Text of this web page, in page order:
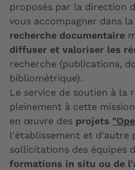
proposés par la direction
vous accompagner dans
recherche documentaire
diffuser et valoriser les
recherche (publications,
bibliométrique).
Le service de soutien à la
pleinement à cette
en œuvre des projets
l'établissement et d'autre
sollicitations des équipes
formations in situ ou de